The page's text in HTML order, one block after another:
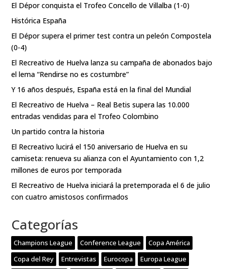
El Dépor conquista el Trofeo Concello de Villalba (1-0)
Histórica España
El Dépor supera el primer test contra un peleón Compostela
(0-4)
El Recreativo de Huelva lanza su campaña de abonados bajo
el lema “Rendirse no es costumbre”
Y 16 años después, España está en la final del Mundial
El Recreativo de Huelva – Real Betis supera las 10.000
entradas vendidas para el Trofeo Colombino
Un partido contra la historia
El Recreativo lucirá el 150 aniversario de Huelva en su
camiseta: renueva su alianza con el Ayuntamiento con 1,2
millones de euros por temporada
El Recreativo de Huelva iniciará la pretemporada el 6 de julio
con cuatro amistosos confirmados
Categorías
Champions League Conference League
Copa América
Copa del Rey
Entrevistas Eurocopa
Europa League